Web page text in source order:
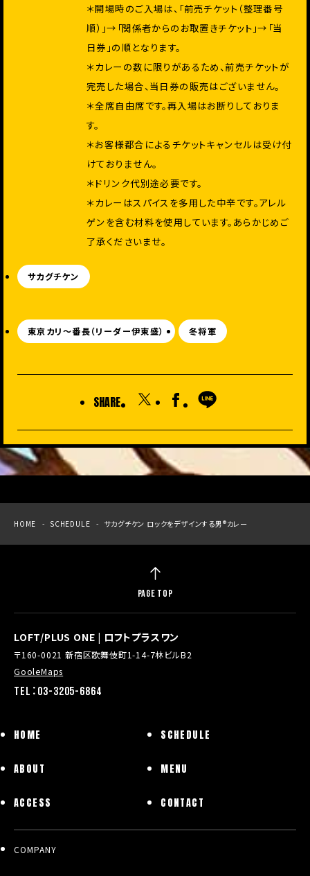
＊開場時のご入場は、「前売チケット（整理番号
順）」→「関係者からのお取置きチケット」→「当
日券」の順となります。
＊カレーの数に限りがあるため、前売チケットが
完売した場合、当日券の販売はございません。
＊全席自由席です。再入場はお断りしておりま
す。
＊お客様都合によるチケットキャンセルは受け付
けておりません。
＊ドリンク代別途必要です。
＊カレーはスパイスを多用した中辛です。アレル
ゲンを含む材料を使用しています。あらかじめご
了承くださいませ。
サカグチケン
東京カリ〜番長（リーダー伊東盛） 冬将軍
SHARE
HOME SCHEDULE サカグチケン ロックをデザインする男®︎カレー
LOFT/PLUS ONE | ロフトプラスワン
〒160-0021 新宿区歌舞伎町1-14-7林ビルB2
GooleMaps
TEL：03-3205-6864
HOME SCHEDULE
ABOUT MENU
ACCESS CONTACT
COMPANY
PAGE TOP